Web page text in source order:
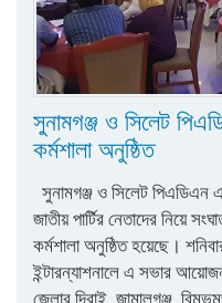
সুনামগঞ্জ ও সিলেট
কর্মশালা অনুষ্ঠিত
সুনামগঞ্জ ও সিলেট পিএডিএন
জাতীয় পার্টির নেতাদের নিয়ে
কর্মশালা অনুষ্ঠিত হয়েছে।
ইন্টারন্যাশনালে এ সভার
জেলার দিরাই, জামালগঞ্জ,